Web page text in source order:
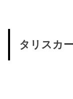
タリスカ